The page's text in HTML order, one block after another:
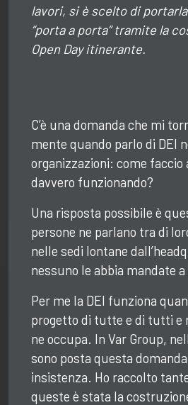
lavori, si è scelto di
“porta a porta” tramite la
Open Day itinerante.
C’è una domanda che mi
mente quando parlo di DEI
organizzazioni: come faccio
davvero funzionando?
Una risposta possibile è
persone ne parlano tra di
nelle sedi lontane
nessuno le abbia mandate
Per me la DEI funziona
progetto di tutte e di tutti e
ne occupa. In Var Group,
sono posta questa
insistenza. Ho raccolto
queste è stata la